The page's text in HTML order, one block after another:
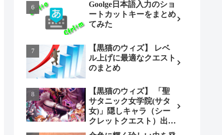
Goolge日本語入力のショ
ートカットキーをまとめ
てみた
【黒猫のウィズ】 レベ
ル上げに最適なクエスト
のまとめ
【黒猫のウィズ】 「聖
サタニック女学院(サタ
女)」隠しキャラ（シー
クレットクエスト）出現
条件とは（ノーマル編）